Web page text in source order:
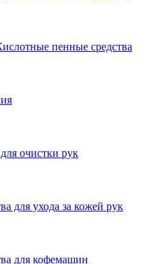
пенные средства
очистки рук
для ухода за кожей рук
для кофемашин